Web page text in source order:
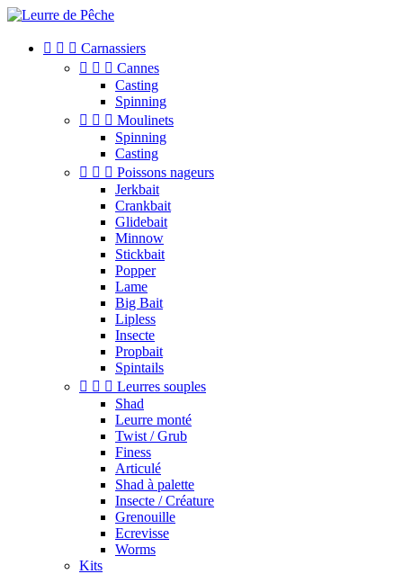
   Carnassiers
   Cannes
Casting
Spinning
   Moulinets
Spinning
Casting
   Poissons nageurs
Jerkbait
Crankbait
Glidebait
Minnow
Stickbait
Popper
Lame
Big Bait
Lipless
Insecte
Propbait
Spintails
   Leurres souples
Shad
Leurre monté
Twist / Grub
Finess
Articulé
Shad à palette
Insecte / Créature
Grenouille
Ecrevisse
Worms
Kits